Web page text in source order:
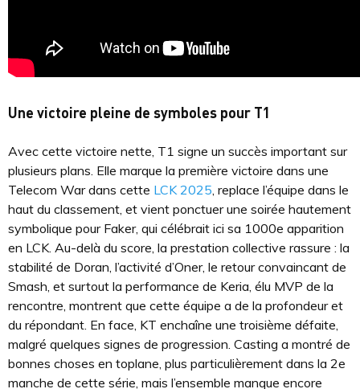
Une victoire pleine de symboles pour T1
Avec cette victoire nette, T1 signe un succès important sur
plusieurs plans. Elle marque la première victoire dans une
Telecom War dans cette LCK 2025, replace l’équipe dans le
haut du classement, et vient ponctuer une soirée hautement
symbolique pour Faker, qui célébrait ici sa 1000e apparition
en LCK. Au-delà du score, la prestation collective rassure : la
stabilité de Doran, l’activité d’Oner, le retour convaincant de
Smash, et surtout la performance de Keria, élu MVP de la
rencontre, montrent que cette équipe a de la profondeur et
du répondant. En face, KT enchaîne une troisième défaite,
malgré quelques signes de progression. Casting a montré de
bonnes choses en toplane, plus particulièrement dans la 2e
manche de cette série, mais l’ensemble manque encore